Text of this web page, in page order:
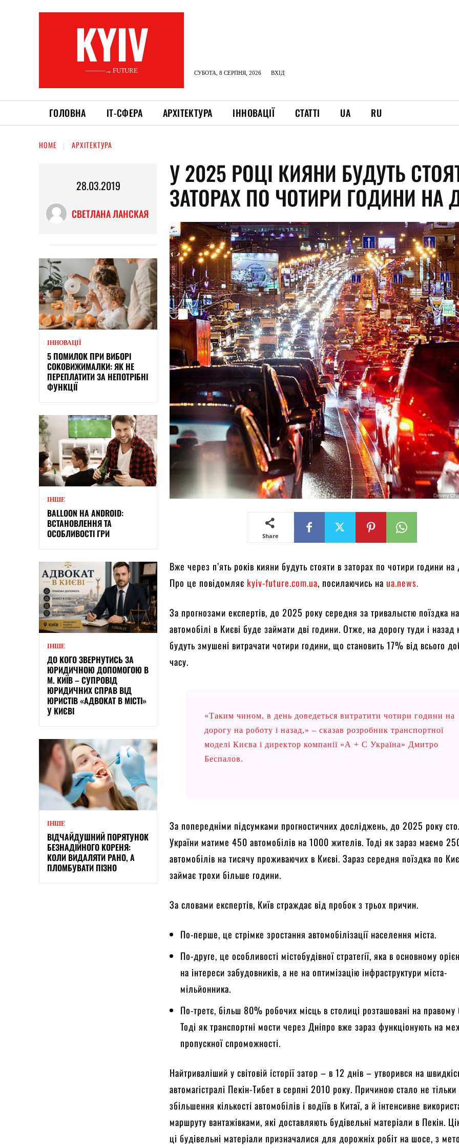
KYIV
———→ FUTURE СУБОТА, 8 СЕРПНЯ, 2026 ВХІД
ГОЛОВНА ІТ-СФЕРА АРХІТЕКТУРА ІННОВАЦІЇ СТАТТІ UA RU
HOME АРХІТЕКТУРА
28.03.2019
СВЕТЛАНА ЛАНСКАЯ
ІННОВАЦІЇ
5 ПОМИЛОК ПРИ ВИБОРІ
СОКОВИЖИМАЛКИ: ЯК НЕ
ПЕРЕПЛАТИТИ ЗА НЕПОТРІБНІ
ФУНКЦІЇ
ІНШЕ
BALLOON НА ANDROID:
ВСТАНОВЛЕННЯ ТА
ОСОБЛИВОСТІ ГРИ
ІНШЕ
ДО КОГО ЗВЕРНУТИСЬ ЗА
ЮРИДИЧНОЮ ДОПОМОГОЮ В
М. КИЇВ – СУПРОВІД
ЮРИДИЧНИХ СПРАВ ВІД
ЮРИСТІВ «АДВОКАТ В МІСТІ»
У КИЄВІ
ІНШЕ
ВІДЧАЙДУШНИЙ ПОРЯТУНОК
БЕЗНАДІЙНОГО КОРЕНЯ:
КОЛИ ВИДАЛЯТИ РАНО, А
ПЛОМБУВАТИ ПІЗНО
У 2025 РОЦІ КИЯНИ БУДУТЬ
ЗАТОРАХ ПО ЧОТИРИ ГОДИНИ НА
Share
Вже через п’ять років кияни будуть стояти в заторах по чотири години на
Про це повідомляє kyiv-future.com.ua, посилаючись на ua.news.
За прогнозами експертів, до 2025 року середня за тривалыстю поїздка на
автомобілі в Києві буде займати дві години. Отже, на дорогу туди і назад
будуть змушені витрачати чотири години, що становить 17% від всього
часу.
«Таким чином, в день доведеться витратити чотири години на
дорогу на роботу і назад,» – сказав розробник транспортної
моделі Києва і директор компанії «А + С Україна» Дмитро
Беспалов.
За попередніми підсумками прогностичних досліджень, до 2025 року
України матиме 450 автомобілів на 1000 жителів. Тоді як зараз маємо
автомобілів на тисячу проживаючих в Києві. Зараз середня поїздка по
займає трохи більше години.
За словами експертів, Київ страждає від пробок з трьох причин.
По-перше, це стрімке зростання автомобілізації населення міста.
По-друге, це особливості містобудівної стратегії, яка в основному
на інтереси забудовників, а не на оптимізацію інфраструктури міста-
мільйонника.
По-третє, більш 80% робочих місць в столиці розташовані на правому
Тоді як транспортні мости через Дніпро вже зараз функціонують на
пропускної спроможності.
Найтриваліший у світовій історії затор – в 12 днів – утворився на
автомагістралі Пекін-Тибет в серпні 2010 року. Причиною стало не тільки
збільшення кількості автомобілів і водіїв в Китаї, а й інтенсивне
маршруту вантажівками, які доставляють будівельні матеріали в Пекін.
ці будівельні матеріали призначалися для дорожніх робіт на шосе, з